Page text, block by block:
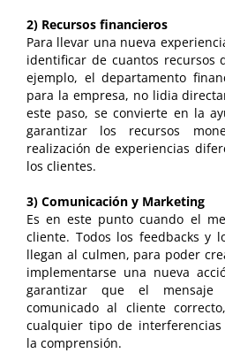
2) Recursos financieros
Para llevar una nueva
identificar de cuantos recursos
ejemplo, el departamento
para la empresa, no lidia
este paso, se convierte en la
garantizar los recursos
realización de experiencias
los clientes.
3) Comunicación y Marketing
Es en este punto cuando el
cliente. Todos los feedbacks y
llegan al culmen, para poder
implementarse una nueva
garantizar que el
comunicado al cliente
cualquier tipo de
la comprensión.